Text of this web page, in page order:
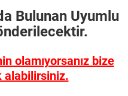
Bulunan Uyumlu
olamıyorsanız bize
alabilirsiniz.